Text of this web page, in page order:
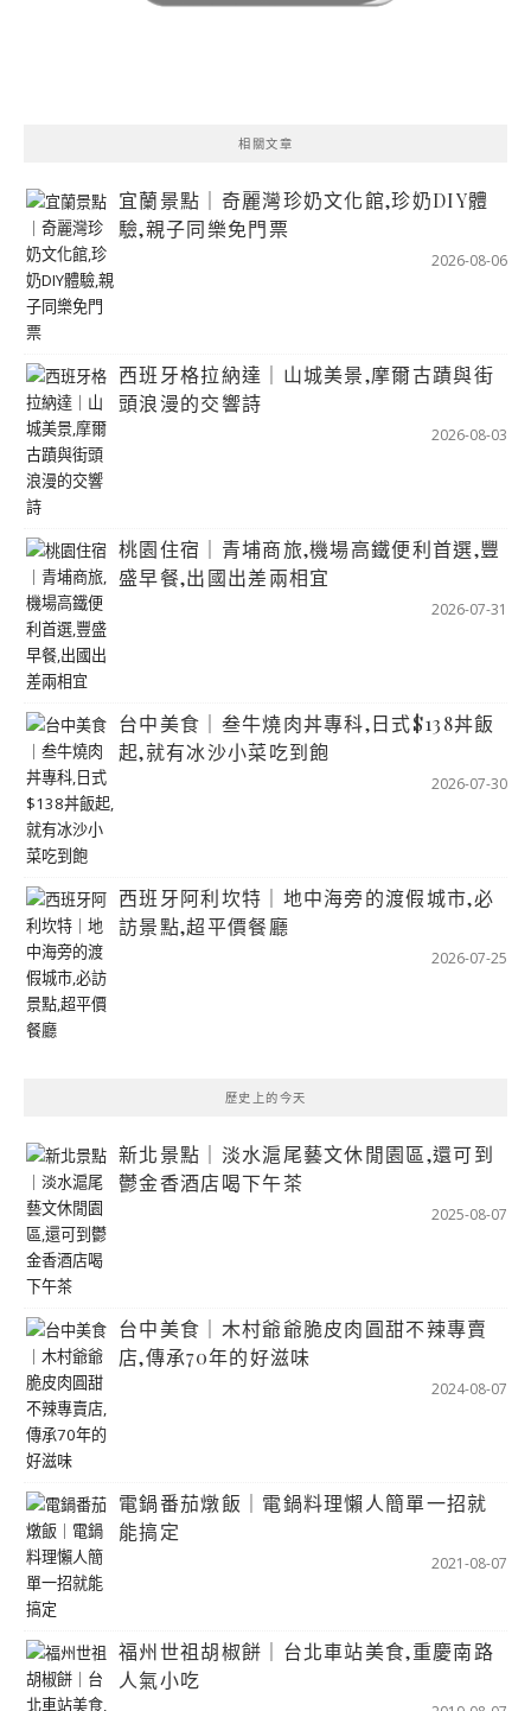
相關文章
宜蘭景點｜奇麗灣珍奶文化館,珍奶DIY體
驗,親子同樂免門票
2026-08-06
西班牙格拉納達｜山城美景,摩爾古蹟與街
頭浪漫的交響詩
2026-08-03
桃園住宿｜青埔商旅,機場高鐵便利首選,豐
盛早餐,出國出差兩相宜
2026-07-31
台中美食｜叁牛燒肉丼專科,日式$138丼飯
起,就有冰沙小菜吃到飽
2026-07-30
西班牙阿利坎特｜地中海旁的渡假城市,必
訪景點,超平價餐廳
2026-07-25
歷史上的今天
新北景點｜淡水滬尾藝文休閒園區,還可到
鬱金香酒店喝下午茶
2025-08-07
台中美食｜木村爺爺脆皮肉圓甜不辣專賣
店,傳承70年的好滋味
2024-08-07
電鍋番茄燉飯｜電鍋料理懶人簡單一招就
能搞定
2021-08-07
福州世祖胡椒餅｜台北車站美食,重慶南路
人氣小吃